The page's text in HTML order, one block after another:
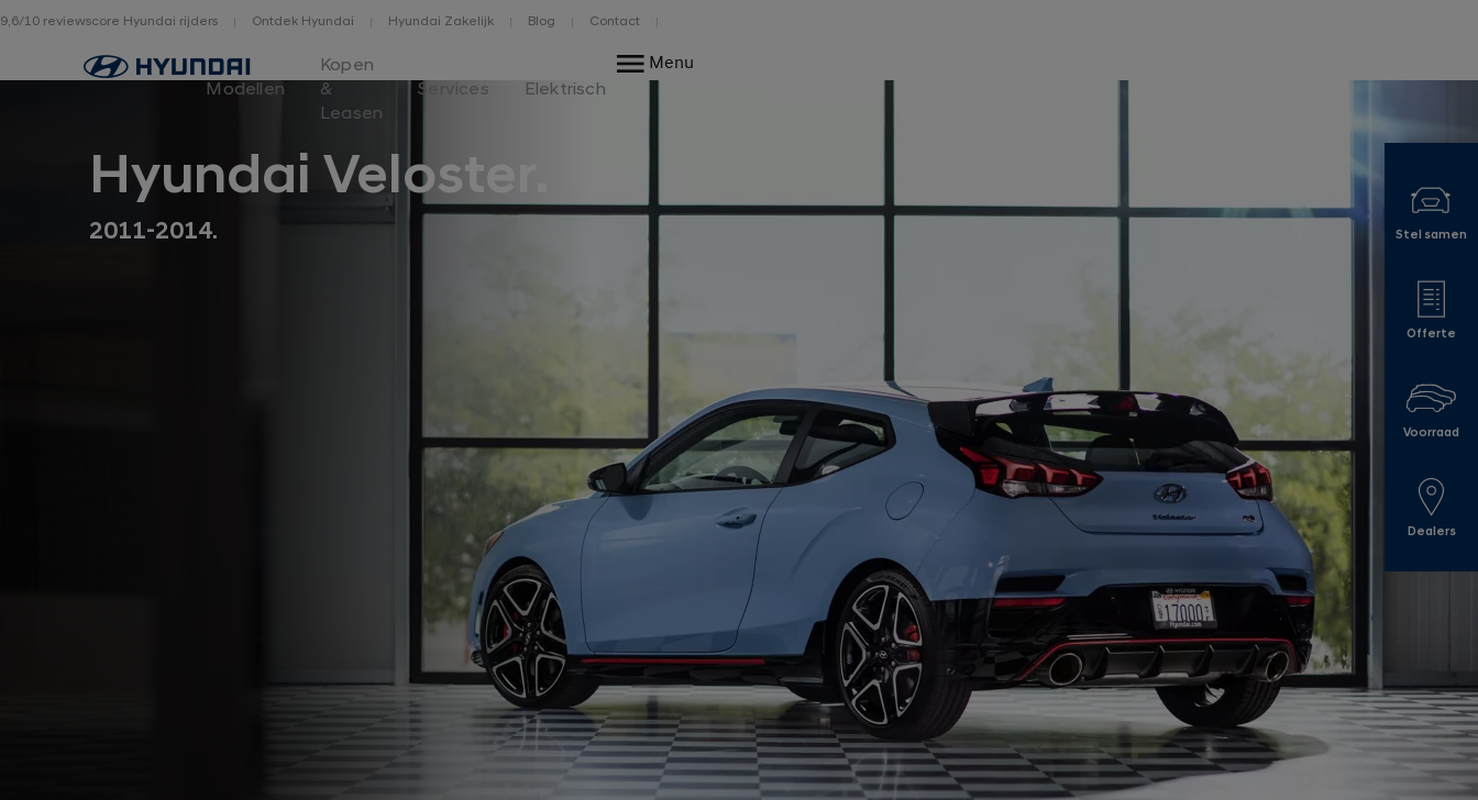
9,6/10 reviewscore Hyundai rijders Ontdek Hyundai Hyundai Zakelijk Blog Contact
Home
Modellen
Kopen
&
Leasen
Services Elektrisch
Menu
Hyundai Veloster.
2011-2014. Stel samen
Offerte
Voorraad
Dealers